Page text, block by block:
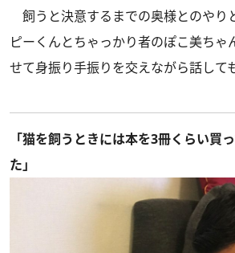
飼うと決意するまでの奥様とのやり
ピーくんとちゃっかり者のぽこ美ちゃ
せて身振り手振りを交えながら話して
「猫を飼うときには本を3冊くらい買
た」